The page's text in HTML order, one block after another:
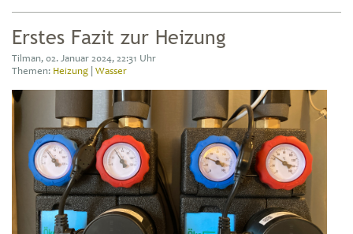
Erstes Fazit zur Heizung
Tilman, 02. Januar 2024, 22:31 Uhr
Themen: Heizung Wasser